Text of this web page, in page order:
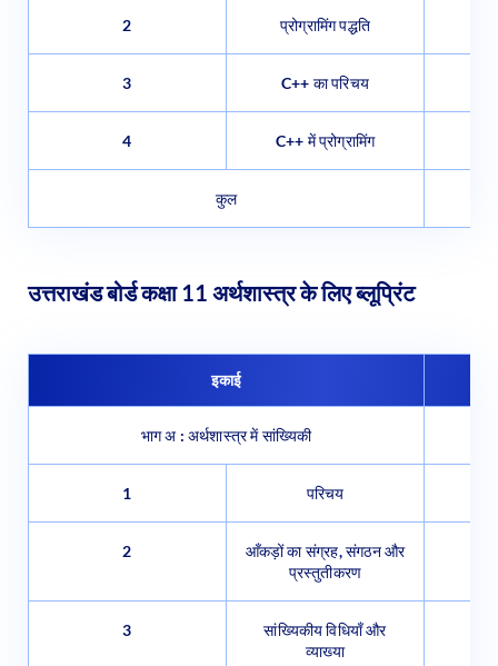
2 प्रोग्रामिंग पद्धति
3 C++ का परिचय
4 C++ में प्रोग्रामिंग
कुल
उत्तराखंड बोर्ड कक्षा 11 अर्थशास्त्र के लिए ब्लूप्रिंट
इकाई
भाग अ : अर्थशास्त्र में सांख्यिकी
1 परिचय
2
आँकड़ों का संग्रह, संगठन और
प्रस्तुतीकरण
3
सांख्यिकीय विधियाँ और
व्याख्या